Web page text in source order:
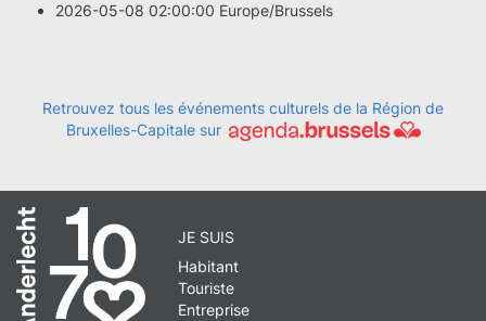
2026-05-08 02:00:00 Europe/Brussels
Retrouvez tous les événements culturels de la Région de
Bruxelles-Capitale sur
JE SUIS
Habitant
Touriste
Entreprise